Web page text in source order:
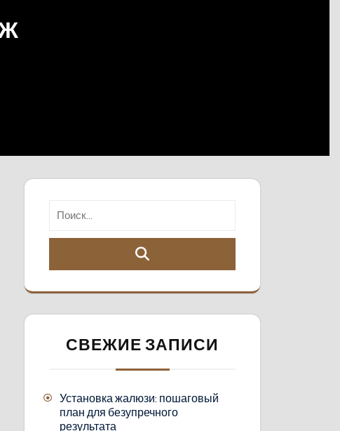
СВЕЖИЕ ЗАПИСИ
Установка жалюзи: пошаговый
план для безупречного
результата